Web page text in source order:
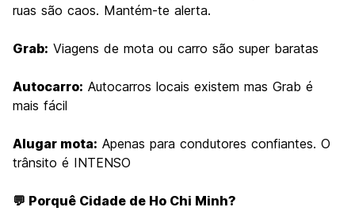
ruas são caos. Mantém-te alerta.
Grab: Viagens de mota ou carro são super baratas
Autocarro: Autocarros locais existem mas Grab é
mais fácil
Alugar mota: Apenas para condutores confiantes. O
trânsito é INTENSO
💬 Porquê Cidade de Ho Chi Minh?